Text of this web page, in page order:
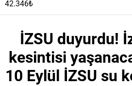
42.346₺
İZSU duyurdu!
kesintisi
10 Eylül İZSU su